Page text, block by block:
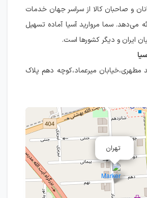
و صاحبان کالا از سراسر جهان خدمات
می‌دهد. سما مروارید آسیا آماده تسهیل
ایران و دیگر کشورها است.
مطهری،خیابان میرعماد،کوچه دهم پلاک
تهران